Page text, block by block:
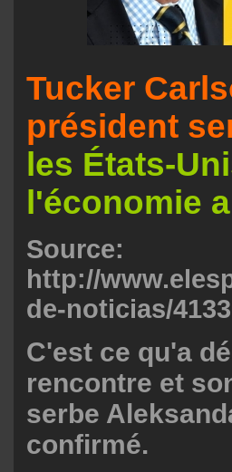
Tucker
président
les États-
l'économie
Source:
http://
de-noticias/
C'est ce qu'a
rencontre et
serbe
confirmé.